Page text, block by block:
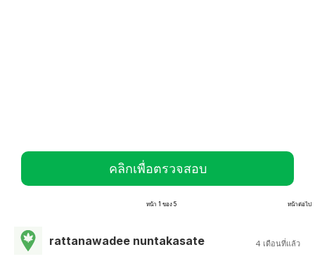
คลิกเพื่อตรวจสอบ
หน้า 1 ของ 5 หน้าต่อไป
rattanawadee nuntakasate 4 เดือนที่แล้ว